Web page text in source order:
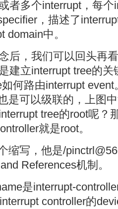
者多个interrupt，每
，描述了
domain中。
后，我们可以回头再
建立interrupt tree的
何路由interrupt
是可以级联的，上图
tree的root呢？
就是root。
缩写，他是/
References机制。
是interrupt-
controller的